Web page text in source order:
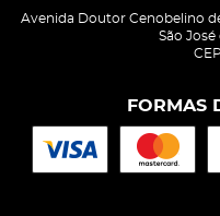
Avenida Doutor Cenobelino
São
FORMAS